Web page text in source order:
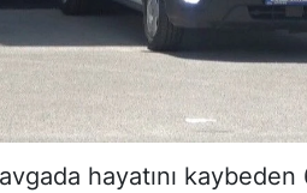
hayatını kaybeden